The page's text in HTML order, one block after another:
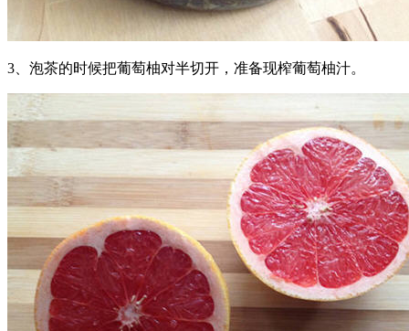
3、泡茶的时候把葡萄柚对半切开，准备现榨葡萄柚汁。